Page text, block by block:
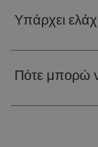
Υπάρχει
Πότε μπορώ